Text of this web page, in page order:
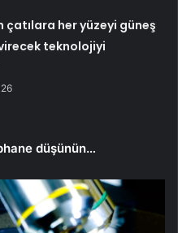
çatılara her yüzeyi güneş
teknolojiyi
düşünün…